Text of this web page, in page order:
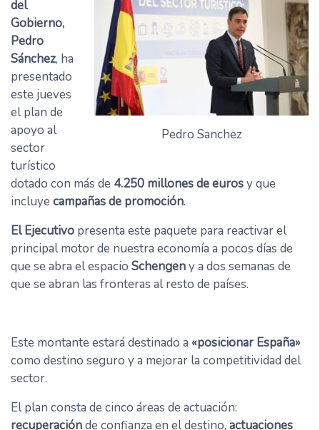
Pedro Sanchez
del
Gobierno,
Pedro
Sánchez, ha
presentado
este jueves
el plan de
apoyo al
sector
turístico
dotado con más de 4.250 millones de eurosy que
incluye campañas de promoción.
El Ejecutivo presenta este paquete para reactivar el
principal motor de nuestra economía a pocos días de
que se abra el espacio Schengeny a dos semanas de
que se abran las fronteras al resto de países.
Este montante estará destinado a «posicionar España»
como destino seguro y a mejorar la competitividad del
sector.
El plan consta de cinco áreas de actuación:
recuperaciónde confianza en el destino, actuaciones